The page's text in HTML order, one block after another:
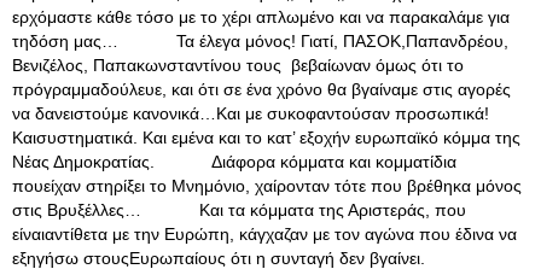
ερχόμαστε κάθε τόσο με το χέρι απλωμένο και να παρακαλάμε για
τηδόση μας… Τα έλεγα μόνος! Γιατί, ΠΑΣΟΚ,Παπανδρέου,
Βενιζέλος, Παπακωνσταντίνου τους βεβαίωναν όμως ότι το
πρόγραμμαδούλευε, και ότι σε ένα χρόνο θα βγαίναμε στις αγορές
να δανειστούμε κανονικά…Και με συκοφαντούσαν προσωπικά!
Καισυστηματικά. Και εμένα και το κατ’ εξοχήν ευρωπαϊκό κόμμα της
Νέας Δημοκρατίας. Διάφορα κόμματα και κομματίδια
πουείχαν στηρίξει το Μνημόνιο, χαίρονταν τότε που βρέθηκα μόνος
στις Βρυξέλλες… Και τα κόμματα της Αριστεράς, που
είναιαντίθετα με την Ευρώπη, κάγχαζαν με τον αγώνα που έδινα να
εξηγήσω στουςΕυρωπαίους ότι η συνταγή δεν βγαίνει.